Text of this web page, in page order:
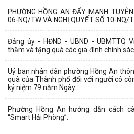
PHƯỜNG HỒNG AN ĐẨY MẠNH
06-NQ/TW VÀ NGHỊ QUYẾT SỐ 10-NQ/
Đảng ủy - HĐND - UBND - UBMTTQ
thăm và tặng quà các gia đình chính
Uỷ ban nhân dân phường Hồng An
quà của Thành phố đối với người có
kỷ niệm 79 năm Ngày...
Phường Hồng An hướng dẫn cách
“Smart Hải Phòng”.